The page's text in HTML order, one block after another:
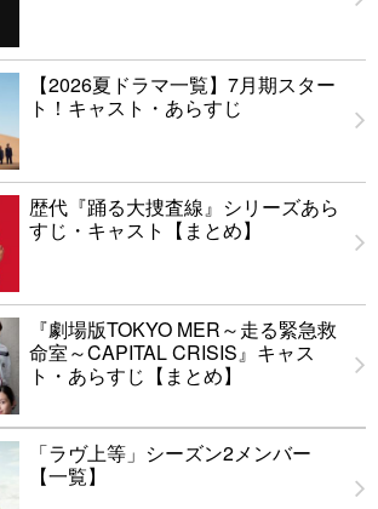
【2026夏ドラマ一覧】7月期スター
ト！キャスト・あらすじ
歴代『踊る大捜査線』シリーズあら
すじ・キャスト【まとめ】
『劇場版TOKYO MER～走る緊急救
命室～CAPITAL CRISIS』キャス
ト・あらすじ【まとめ】
「ラヴ上等」シーズン2メンバー
【一覧】